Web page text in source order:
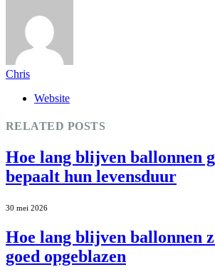
Chris
Website
RELATED POSTS
Hoe lang blijven ballonnen
bepaalt hun levensduur
30 mei 2026
Hoe lang blijven ballonnen
goed opgeblazen